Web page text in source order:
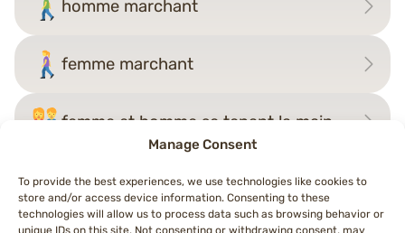
Manage Consent
To provide the best experiences, we use technologies like cookies to
store and/or access device information. Consenting to these
technologies will allow us to process data such as browsing behavior or
unique IDs on this site. Not consenting or withdrawing consent, may
homme marchant
femme marchant
femme et homme se tenant la main
Navigation
←homme debout femme à genoux vers la droite→